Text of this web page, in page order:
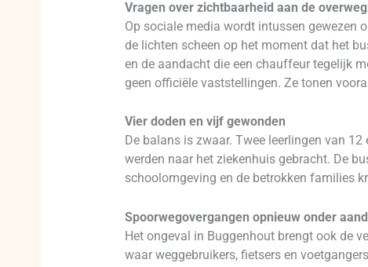
Vragen over zichtbaarheid aan de overweg
Op sociale media wordt intussen gewezen
de lichten scheen op het moment dat het
en de aandacht die een chauffeur tegelijk
geen officiële vaststellingen. Ze tonen
Vier doden en vijf gewonden
De balans is zwaar. Twee leerlingen van
werden naar het ziekenhuis gebracht. De
schoolomgeving en de betrokken families
Spoorwegovergangen opnieuw onder
Het ongeval in Buggenhout brengt ook de
waar weggebruikers, fietsers en